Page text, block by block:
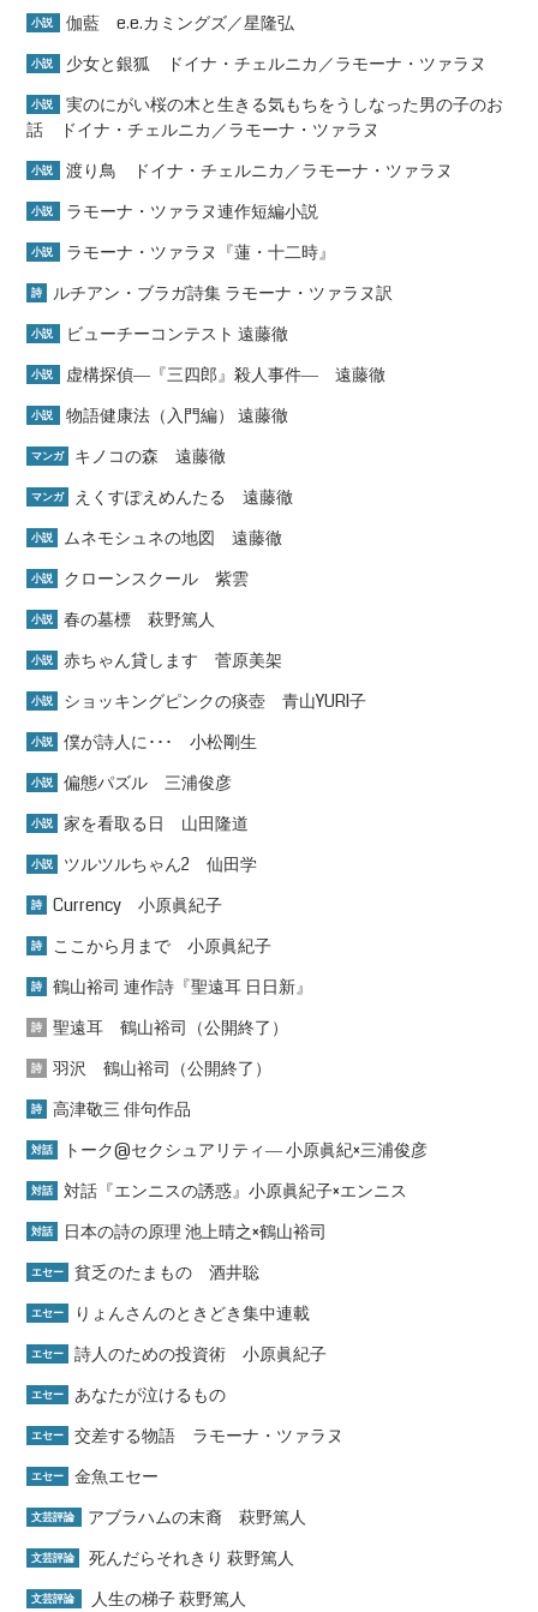
小説 伽藍 e.e.カミングズ／星隆弘
小説 少女と銀狐 ドイナ・チェルニカ／ラモーナ・ツァラヌ
小説
実のにがい桜の木と生きる気もちをうしなった男の子のお
話 ドイナ・チェルニカ／ラモーナ・ツァラヌ
小説 渡り鳥 ドイナ・チェルニカ／ラモーナ・ツァラヌ
小説 ラモーナ・ツァラヌ連作短編小説
小説 ラモーナ・ツァラヌ『蓮・十二時』
詩 ルチアン・ブラガ詩集 ラモーナ・ツァラヌ訳
小説 ビューチーコンテスト 遠藤徹
小説 虚構探偵―『三四郎』殺人事件― 遠藤徹
小説 物語健康法（入門編） 遠藤徹
マンガ キノコの森 遠藤徹
マンガ えくすぽえめんたる 遠藤徹
小説 ムネモシュネの地図 遠藤徹
小説 クローンスクール 紫雲
小説 春の墓標 萩野篤人
小説 赤ちゃん貸します 菅原美架
小説 ショッキングピンクの痰壺 青山YURI子
小説 僕が詩人に･･･ 小松剛生
小説 偏態パズル 三浦俊彦
小説 家を看取る日 山田隆道
小説 ツルツルちゃん2 仙田学
詩 Currency 小原眞紀子
詩 ここから月まで 小原眞紀子
詩 鶴山裕司 連作詩『聖遠耳 日日新』
詩 聖遠耳 鶴山裕司（公開終了）
詩 羽沢 鶴山裕司（公開終了）
詩 高津敬三 俳句作品
対話 トーク@セクシュアリティ― 小原眞紀×三浦俊彦
対話 対話『エンニスの誘惑』小原眞紀子×エンニス
対話 日本の詩の原理 池上晴之×鶴山裕司
エセー 貧乏のたまもの 酒井聡
エセー りょんさんのときどき集中連載
エセー 詩人のための投資術 小原眞紀子
エセー あなたが泣けるもの
エセー 交差する物語 ラモーナ・ツァラヌ
エセー 金魚エセー
文芸評論 アブラハムの末裔 萩野篤人
文芸評論 死んだらそれきり 萩野篤人
文芸評論 人生の梯子 萩野篤人